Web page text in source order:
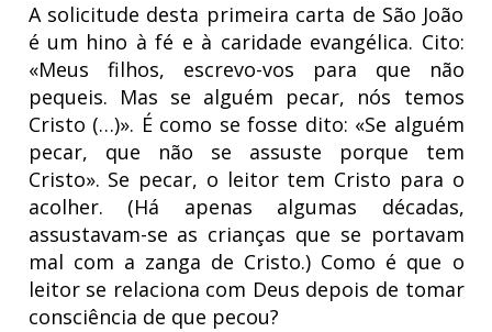
A solicitude desta primeira carta de São João
é um hino à fé e à caridade evangélica. Cito:
«Meus filhos, escrevo-vos para que não
pequeis. Mas se alguém pecar, nós temos
Cristo (…)». É como se fosse dito: «Se alguém
pecar, que não se assuste porque tem
Cristo». Se pecar, o leitor tem Cristo para o
acolher. (Há apenas algumas décadas,
assustavam-se as crianças que se portavam
mal com a zanga de Cristo.) Como é que o
leitor se relaciona com Deus depois de tomar
consciência de que pecou?